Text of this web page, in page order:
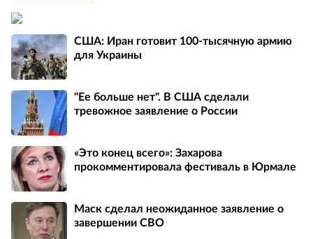
США: Иран готовит 100-тысячную армию
для Украины
"Ее больше нет". В США сделали
тревожное заявление о России
«Это конец всего»: Захарова
прокомментировала фестиваль в Юрмале
Маск сделал неожиданное заявление о
завершении СВО